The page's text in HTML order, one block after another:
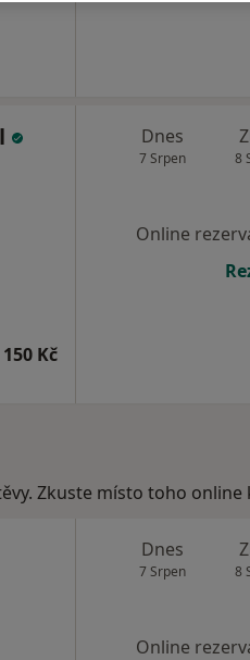
150 Kč
Dnes
7 Srpen 8
Online
Zkuste místo toho online
Dnes
7 Srpen 8
Online